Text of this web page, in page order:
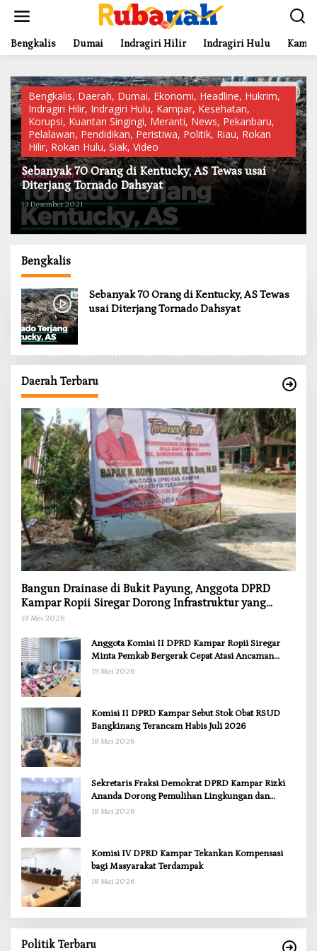
t
Bengkalis Dumai Indragiri Hilir Indragiri Hulu
Bengkalis, Daerah, Dumai, Ekonomi, Headline, Hukrim,
Indragiri Hilir, Indragiri Hulu, Kampar, Kesehatan,
Korupsi, Kuantan Singingi, Meranti, News, Pekanbaru,
Pelalawan, Pendidikan, Peristiwa, Politik, Riau, Rokan
Hilir, Rokan Hulu, Siak, Video
Sebanyak 70 Orang di Kentucky, AS Tewas usai
Diterjang Tornado Dahsyat
13 Desember 2021
Bengkalis
Sebanyak 70 Orang di Kentucky, AS Tewas
usai Diterjang Tornado Dahsyat
Daerah Terbaru
Bangun Drainase di Bukit Payung, Anggota DPRD
Kampar Ropii Siregar Dorong Infrastruktur yang
Menyentuh Kebutuhan Dasar
19 Mei 2026
Anggota Komisi II DPRD Kampar Ropii Siregar
Minta Pemkab Bergerak Cepat Atasi Ancaman
Kekosongan Obat demi Wujudkan Kampar Dihati
19 Mei 2026
Komisi II DPRD Kampar Sebut Stok Obat RSUD
Bangkinang Terancam Habis Juli 2026
18 Mei 2026
Sekretaris Fraksi Demokrat DPRD Kampar Rizki
Ananda Dorong Pemulihan Lingkungan dan
Kompensasi untuk Warga Sungai Tapung
18 Mei 2026
Komisi IV DPRD Kampar Tekankan Kompensasi
bagi Masyarakat Terdampak
18 Mei 2026
Politik Terbaru